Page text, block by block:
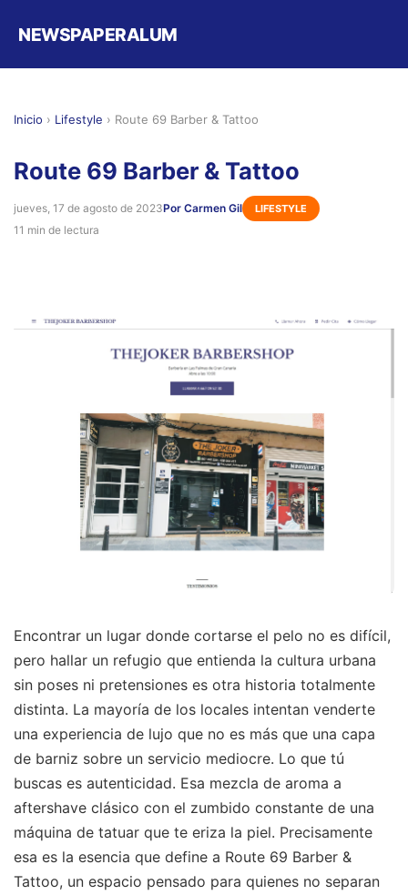
NEWSPAPERALUM
Inicio › Lifestyle › Route 69 Barber & Tattoo
Route 69 Barber & Tattoo
jueves, 17 de agosto de 2023Por Carmen Gil LIFESTYLE
11 min de lectura
Encontrar un lugar donde cortarse el pelo no es difícil,
pero hallar un refugio que entienda la cultura urbana
sin poses ni pretensiones es otra historia totalmente
distinta. La mayoría de los locales intentan venderte
una experiencia de lujo que no es más que una capa
de barniz sobre un servicio mediocre. Lo que tú
buscas es autenticidad. Esa mezcla de aroma a
aftershave clásico con el zumbido constante de una
máquina de tatuar que te eriza la piel. Precisamente
esa es la esencia que define a Route 69 Barber &
Tattoo, un espacio pensado para quienes no separan